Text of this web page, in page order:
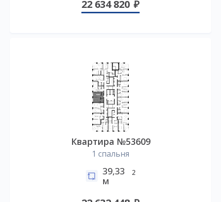
22 634 820
Квартира №53609
1 спальня
39,33
м
2